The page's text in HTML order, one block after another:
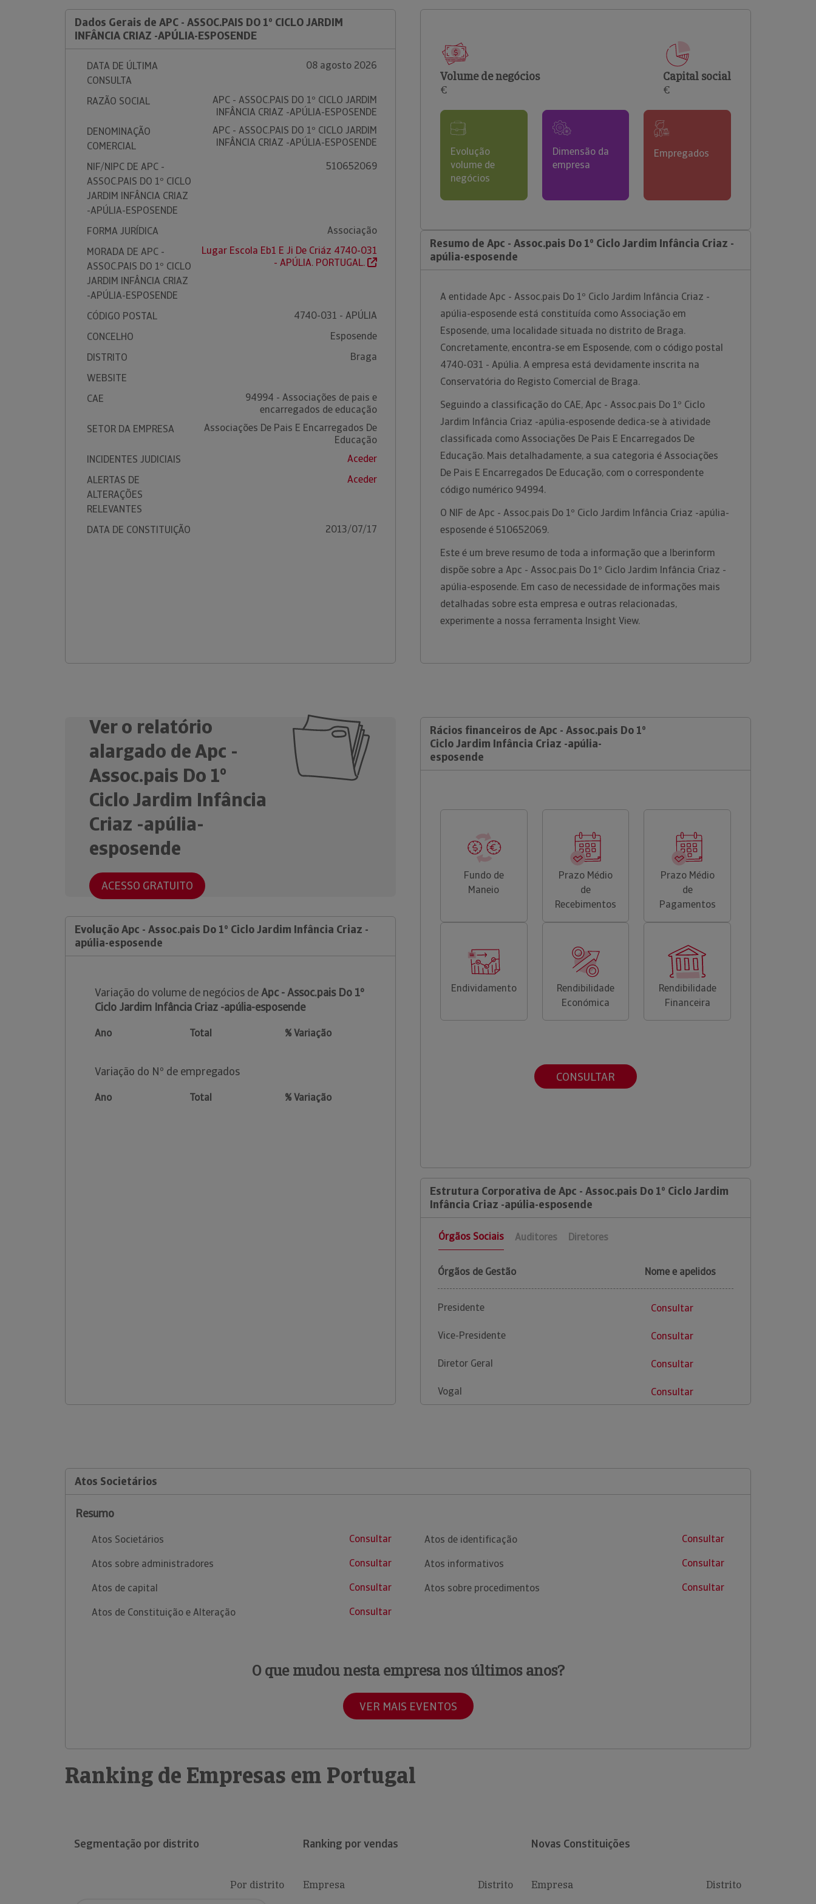
comerciais e analisar o risco de incumprimento dos
Dados Gerais de APC - ASSOC.PAIS DO 1º CICLO JARDIM
INFÂNCIA CRIAZ -APÚLIA-ESPOSENDE
DATA DE ÚLTIMA
CONSULTA
08 agosto 2026
RAZÃO SOCIAL
APC - ASSOC.PAIS DO 1º CICLO JARDIM
INFÂNCIA CRIAZ -APÚLIA-ESPOSENDE
DENOMINAÇÃO
COMERCIAL
APC - ASSOC.PAIS DO 1º CICLO JARDIM
INFÂNCIA CRIAZ -APÚLIA-ESPOSENDE
NIF/NIPC DE APC -
ASSOC.PAIS DO 1º CICLO
JARDIM INFÂNCIA CRIAZ
-APÚLIA-ESPOSENDE
510652069
FORMA JURÍDICA
Associação
MORADA DE APC -
ASSOC.PAIS DO 1º CICLO
JARDIM INFÂNCIA CRIAZ
-APÚLIA-ESPOSENDE
Lugar Escola Eb1 E Ji De Criáz 4740-031
- APÚLIA. PORTUGAL.
CÓDIGO POSTAL
4740-031 - APÚLIA
CONCELHO
Esposende
DISTRITO
Braga
WEBSITE
CAE
94994 - Associações de pais e
encarregados de educação
SETOR DA EMPRESA
Associações De Pais E Encarregados De
Educação
INCIDENTES JUDICIAIS
Aceder
ALERTAS DE
ALTERAÇÕES
RELEVANTES
Aceder
DATA DE CONSTITUIÇÃO 2013/07/17
Volume de negócios
€
Capital social
€
Evolução
volume de
negócios
Dimensão da
empresa
Empregados
Resumo de Apc - Assoc.pais Do 1º Ciclo Jardim Infância Criaz -
apúlia-esposende
A entidade Apc - Assoc.pais Do 1º Ciclo Jardim Infância Criaz -
apúlia-esposende está constituída como Associação em
Esposende, uma localidade situada no distrito de Braga.
Concretamente, encontra-se em Esposende, com o código postal
4740-031 - Apúlia. A empresa está devidamente inscrita na
Conservatória do Registo Comercial de Braga.
Seguindo a classificação do CAE, Apc - Assoc.pais Do 1º Ciclo
Jardim Infância Criaz -apúlia-esposende dedica-se à atividade
classificada como Associações De Pais E Encarregados De
Educação. Mais detalhadamente, a sua categoria é Associações
De Pais E Encarregados De Educação, com o correspondente
código numérico 94994.
O NIF de Apc - Assoc.pais Do 1º Ciclo Jardim Infância Criaz -apúlia-
esposende é 510652069.
Este é um breve resumo de toda a informação que a Iberinform
dispõe sobre a Apc - Assoc.pais Do 1º Ciclo Jardim Infância Criaz -
apúlia-esposende. Em caso de necessidade de informações mais
detalhadas sobre esta empresa e outras relacionadas,
experimente a nossa ferramenta Insight View.
Ver o relatório
alargado de Apc -
Assoc.pais Do 1º
Ciclo Jardim Infância
Criaz -apúlia-
esposende
ACESSO GRATUITO
Evolução Apc - Assoc.pais Do 1º Ciclo Jardim Infância Criaz -
apúlia-esposende
Variação do volume de negócios deApc - Assoc.pais Do 1º
Ciclo Jardim Infância Criaz -apúlia-esposende
Ano Total % Variação
Variação do Nº de empregados
Ano Total % Variação
Rácios financeiros de Apc - Assoc.pais Do 1º
Ciclo Jardim Infância Criaz -apúlia-
esposende
Fundo de
Maneio
Prazo Médio
de
Recebimentos
Prazo Médio
de
Pagamentos
Endividamento
Rendibilidade
Económica
Rendibilidade
Financeira
CONSULTAR
Estrutura Corporativa de Apc - Assoc.pais Do 1º Ciclo Jardim
Infância Criaz -apúlia-esposende
Órgãos Sociais Auditores Diretores
Órgãos de Gestão Nome e apelidos
Presidente Consultar
Vice-Presidente Consultar
Diretor Geral Consultar
Vogal Consultar
Atos Societários
Resumo
Atos Societários
Consultar
Atos sobre administradores
Consultar
Atos de capital
Consultar
Atos de Constituição e Alteração
Consultar
Atos de identificação
Consultar
Atos informativos
Consultar
Atos sobre procedimentos
Consultar
O que mudou nesta empresa nos últimos anos?
VER MAIS EVENTOS
Ranking de Empresas em Portugal
Segmentação por distrito
Por distrito
Ranking por vendas
Empresa Distrito
Novas Constituições
Empresa Distrito